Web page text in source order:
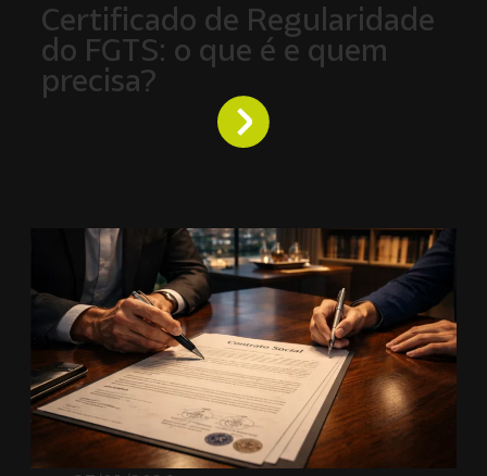
Certificado de Regularidade
do FGTS: o que é e quem
precisa?